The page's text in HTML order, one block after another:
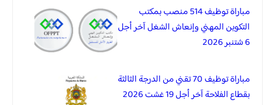
مباراة توظيف 514 منصب بمكتب
التكوين المهني وإنعاش الشغل آخر أجل
6 شتنبر 2026
مباراة توظيف 70 تقني من الدرجة الثالثة
بقطاع الفلاحة آخر أجل 19 غشت 2026